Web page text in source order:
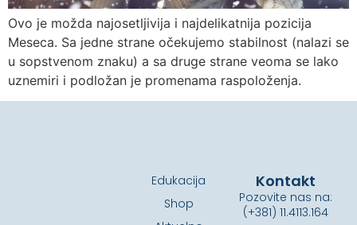
Ovo je možda najosetljivija i najdelikatnija pozicija
Meseca. Sa jedne strane očekujemo stabilnost (nalazi se
u sopstvenom znaku) a sa druge strane veoma se lako
uznemiri i podložan je promenama raspoloženja.
Edukacija
Shop
Kontakt
Pozovite nas na:
(+381) 11.4113.164